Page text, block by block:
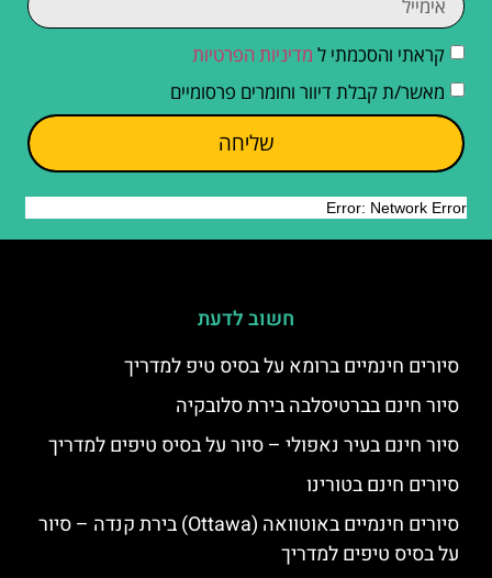
קראתי והסכמתי ל מדיניות הפרטיות
מאשר/ת קבלת דיוור וחומרים פרסומיים
שליחה
חשוב לדעת
סיורים חינמיים ברומא על בסיס טיפ למדריך
סיור חינם בברטיסלבה בירת סלובקיה
סיור חינם בעיר נאפולי – סיור על בסיס טיפים למדריך
סיורים חינם בטורינו
סיורים חינמיים באוטוואה (Ottawa) בירת קנדה – סיור
על בסיס טיפים למדריך